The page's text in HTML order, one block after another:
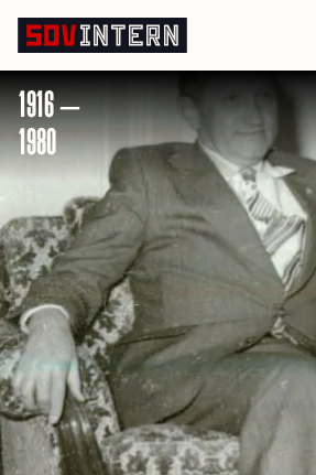
Antonio Maidana
1916 –
1980